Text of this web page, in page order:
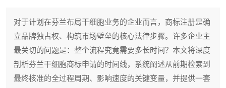
对于计划在芬兰布局干细胞业务的企业而言，商标注册是确
立品牌独占权、构筑市场壁垒的核心法律步骤。许多企业主
最关切的问题是：整个流程究竟需要多长时间？本文将深度
剖析芬兰干细胞商标申请的时间线，系统阐述从前期检索到
最终核准的全过程周期、影响速度的关键变量，并提供一套